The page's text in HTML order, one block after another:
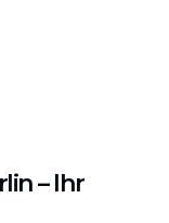
– Ihr